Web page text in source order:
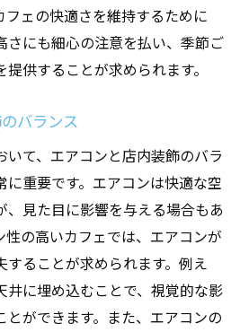
ェの快適さを維持するために
さにも細心の注意を払い、季節ご
供することが求められます。
バランス
いて、エアコンと店内装飾のバラ
に重要です。エアコンは快適な空
、見た目に影響を与える場合もあ
性の高いカフェでは、エアコンが
することが求められます。例え
井に埋め込むことで、視覚的な影
とができます。また、エアコンの